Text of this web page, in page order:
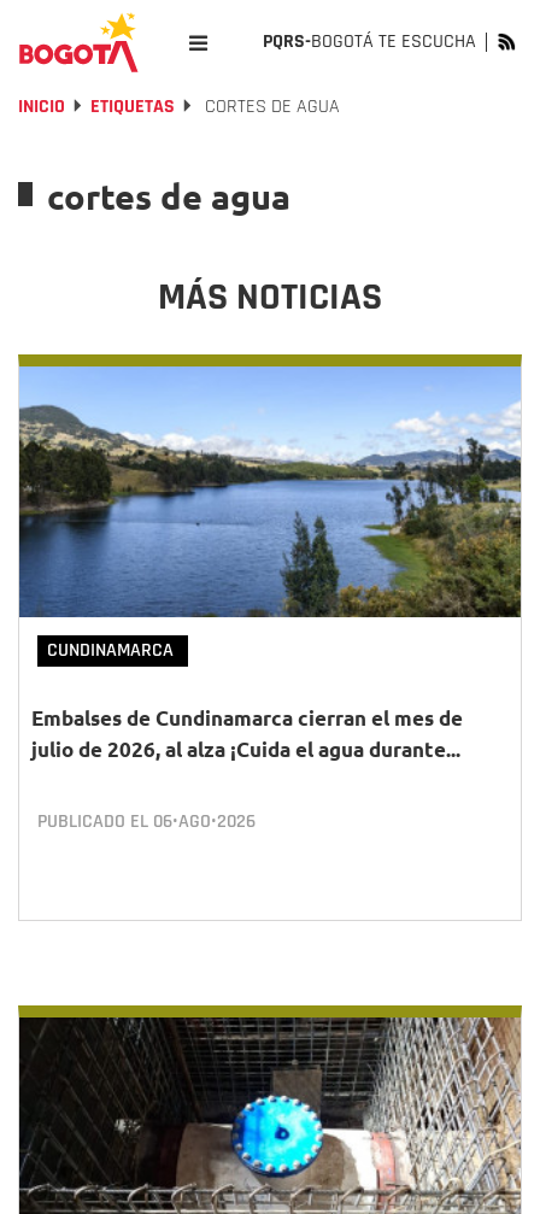
PQRS-BOGOTÁ TE ESCUCHA
INICIO ETIQUETAS CORTES DE AGUA
cortes de agua
MÁS NOTICIAS
CUNDINAMARCA
Embalses de Cundinamarca cierran el mes de
julio de 2026, al alza ¡Cuida el agua durante...
PUBLICADO EL 06•AGO•2026